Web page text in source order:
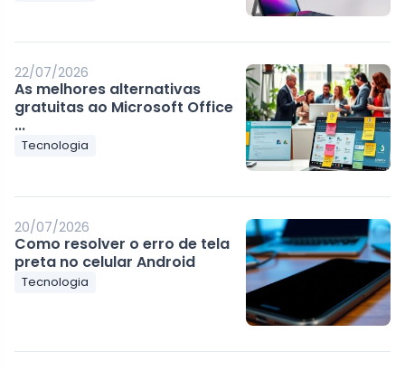
22/07/2026
As melhores alternativas
gratuitas ao Microsoft Office
...
Tecnologia
20/07/2026
Como resolver o erro de tela
preta no celular Android
Tecnologia